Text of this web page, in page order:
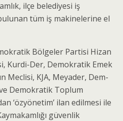
ilçe belediyesi iş
tüm iş makinelerine el
Bölgeler Partisi Hizan
Kurdi-Der, Demokratik Emek
Meclisi, KJA, Meyader, Dem-
Demokratik Toplum
‘özyönetim’ ilan edilmesi ile
güvenlik